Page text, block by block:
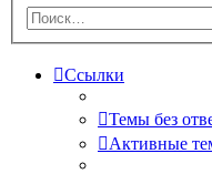
Ссылки
Темы без
Активные